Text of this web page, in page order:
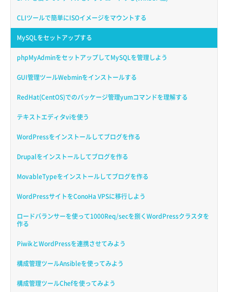
CLIツールで簡単にISOイメージをマウントする
MySQLをセットアップする
phpMyAdminをセットアップしてMySQLを管理しよう
GUI管理ツールWebminをインストールする
RedHat(CentOS)でのパッケージ管理yumコマンドを理解する
テキストエディタviを使う
WordPressをインストールしてブログを作る
Drupalをインストールしてブログを作る
MovableTypeをインストールしてブログを作る
WordPressサイトをConoHa VPSに移行しよう
ロードバランサーを使って1000Req/secを捌くWordPressクラスタを
作る
PiwikとWordPressを連携させてみよう
構成管理ツールAnsibleを使ってみよう
構成管理ツールChefを使ってみよう